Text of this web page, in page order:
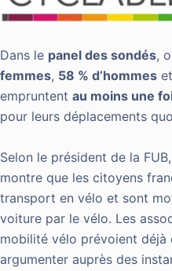
Dans le panel des sondés,
femmes, 58 % d’hommes et
empruntent au moins une
pour leurs déplacements
Selon le président de la FUB,
montre que les citoyens
transport en vélo et sont
voiture par le vélo. Les
mobilité vélo prévoient déjà
argumenter auprès des